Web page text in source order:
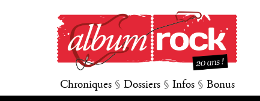
Chroniques § Dossiers § Infos § Bonus